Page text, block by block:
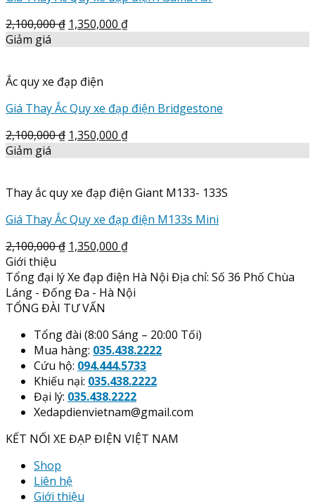
2,100,000₫ 1,350,000 ₫
Giảm giá
Ắc quy xe đạp điện
Giá Thay Ắc Quy xe đạp điện Bridgestone
2,100,000₫ 1,350,000 ₫
Giảm giá
Thay ắc quy xe đạp điện Giant M133- 133S
Giá Thay Ắc Quy xe đạp điện M133s Mini
2,100,000₫ 1,350,000 ₫
Giới thiệu
Tổng đại lý Xe đạp điện Hà Nội Địa chỉ: Số 36 Phố Chùa
Láng - Đống Đa - Hà Nội
TỔNG ĐÀI TƯ VẤN
Tổng đài (8:00 Sáng – 20:00 Tối)
Mua hàng: 035.438.2222
Cứu hộ: 094.444.5733
Khiếu nại: 035.438.2222
Đại lý: 035.438.2222
Xedapdienvietnam@gmail.com
KẾT NỐI XE ĐẠP ĐIỆN VIỆT NAM
Shop
Liên hệ
Giới thiệu